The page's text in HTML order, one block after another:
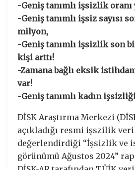
-Geniş tanımlı işsizlik oranı
-Geniş tanımlı işsiz sayısı
milyon,
-Geniş tanımlı işsizlik son
kişi arttı!
-Zamana bağlı eksik
var!
-Geniş tanımlı kadın
DİSK Araştırma Merkezi
açıkladığı resmi işszilik
değerlendirdiği “İşsizlik ve
görünümü Ağustos 2024”